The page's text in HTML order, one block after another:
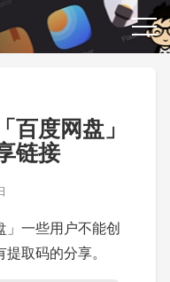
百度网盘」
链接
」一些用户不能创
取码的分享。